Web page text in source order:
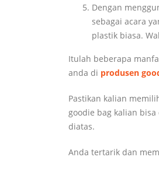
Dengan
sebagai acara
plastik biasa.
Itulah beberapa
anda di produsen
Pastikan kalian
goodie bag kalian
diatas.
Anda tertarik dan